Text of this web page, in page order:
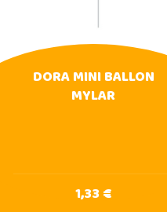
DORA MINI BALLON
MYLAR
1,33 €